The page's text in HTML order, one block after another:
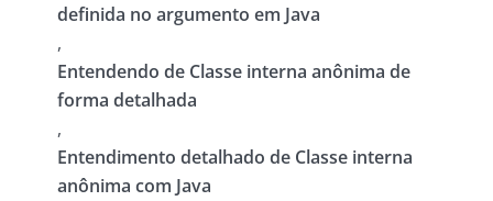
definida no argumento em Java
,
Entendendo de Classe interna anônima de
forma detalhada
,
Entendimento detalhado de Classe interna
anônima com Java